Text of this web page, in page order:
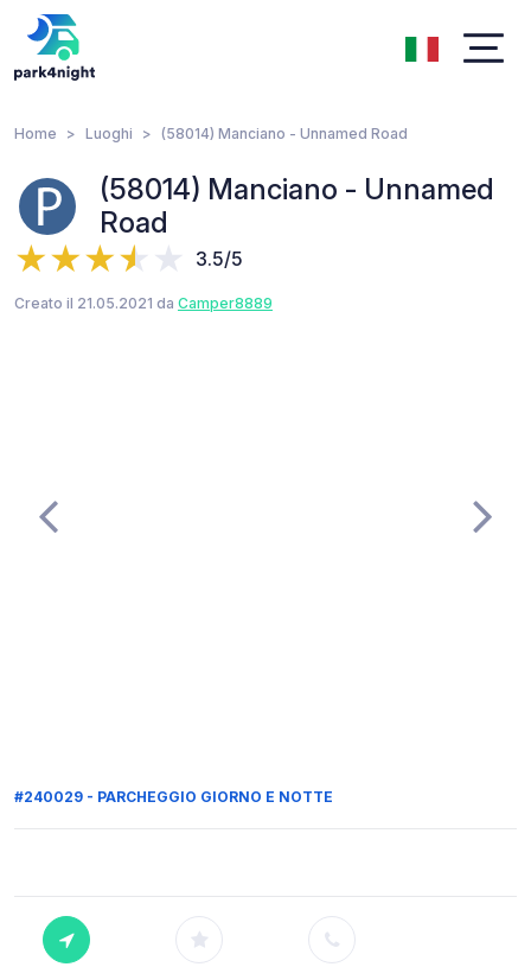
Home Luoghi (58014) Manciano - Unnamed Road
(58014) Manciano - Unnamed
Road
3.5/5
Creato il 21.05.2021 da Camper8889
#240029 - PARCHEGGIO GIORNO E NOTTE